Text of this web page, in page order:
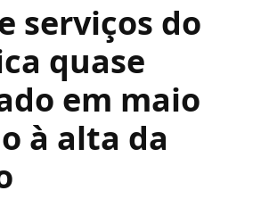
serviços do
quase
em maio
à alta da